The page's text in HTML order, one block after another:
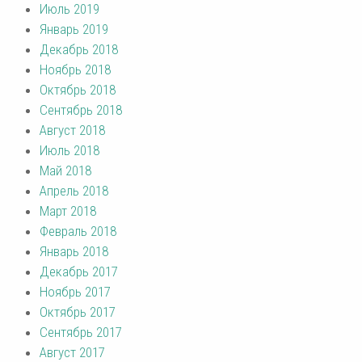
Июль 2019
Январь 2019
Декабрь 2018
Ноябрь 2018
Октябрь 2018
Сентябрь 2018
Август 2018
Июль 2018
Май 2018
Апрель 2018
Март 2018
Февраль 2018
Январь 2018
Декабрь 2017
Ноябрь 2017
Октябрь 2017
Сентябрь 2017
Август 2017